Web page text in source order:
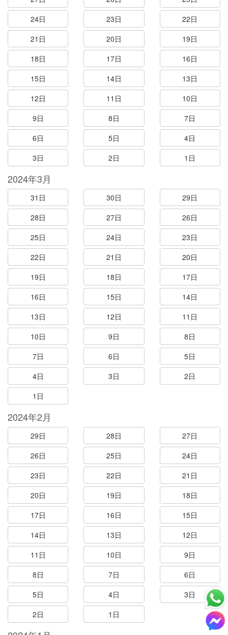
24日
23日
22日
21日
20日
19日
18日
17日
16日
15日
14日
13日
12日
11日
10日
9日
8日
7日
6日
5日
4日
3日
2日 1日
2024年3月
31日 30日
29日
28日
27日
26日
25日
24日
23日
22日
21日
20日
19日
18日
17日
16日
15日
14日
13日
12日
11日
10日
9日
8日
7日
6日
5日
4日
3日
2日
1日
2024年2月
29日 28日
27日
26日
25日
24日
23日
22日
21日
20日
19日
18日
17日
16日
15日
14日
13日
12日
11日
10日
9日
8日
7日
6日
5日
4日
3日
2日
1日